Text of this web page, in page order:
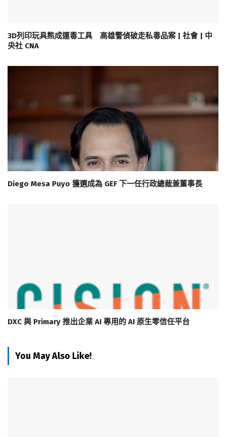
3D列印玩具熊成運毒工具 高雄警偵破走私毒品案 | 社會 | 中
央社 CNA
Diego Mesa Puyo 獲選成為 GEF 下一任行政總裁兼董事長
DXC 與 Primary 推出企業 AI 專用的 AI 原生零信任平台
You May Also Like!